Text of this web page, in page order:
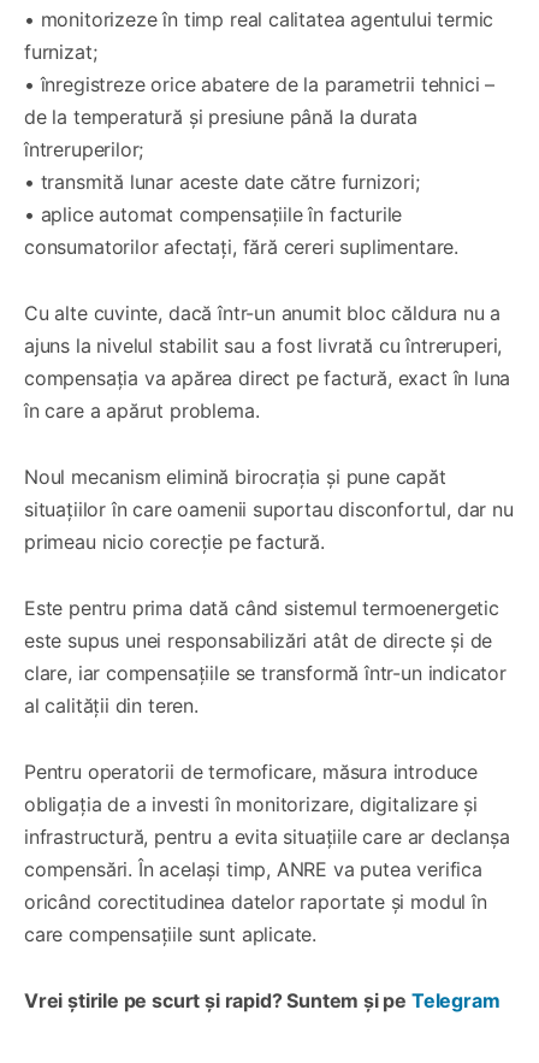
• monitorizeze în timp real calitatea agentului termic
furnizat;
• înregistreze orice abatere de la parametrii tehnici –
de la temperatură și presiune până la durata
întreruperilor;
• transmită lunar aceste date către furnizori;
• aplice automat compensațiile în facturile
consumatorilor afectați, fără cereri suplimentare.
Cu alte cuvinte, dacă într-un anumit bloc căldura nu a
ajuns la nivelul stabilit sau a fost livrată cu întreruperi,
compensația va apărea direct pe factură, exact în luna
în care a apărut problema.
Noul mecanism elimină birocrația și pune capăt
situațiilor în care oamenii suportau disconfortul, dar nu
primeau nicio corecție pe factură.
Este pentru prima dată când sistemul termoenergetic
este supus unei responsabilizări atât de directe și de
clare, iar compensațiile se transformă într-un indicator
al calității din teren.
Pentru operatorii de termoficare, măsura introduce
obligația de a investi în monitorizare, digitalizare și
infrastructură, pentru a evita situațiile care ar declanșa
compensări. În același timp, ANRE va putea verifica
oricând corectitudinea datelor raportate și modul în
care compensațiile sunt aplicate.
Vrei știrile pe scurt și rapid? Suntem și pe Telegram